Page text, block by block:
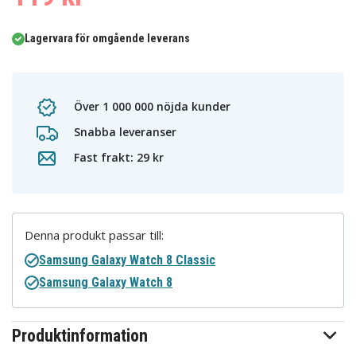
Lagervara för omgående leverans
Över 1 000 000 nöjda kunder
Snabba leveranser
Fast frakt: 29 kr
Produktinformation
Denna produkt passar till:
Samsung Galaxy Watch 8 Classic
Samsung Galaxy Watch 8